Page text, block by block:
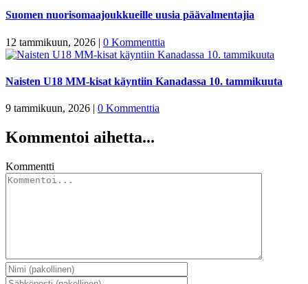
Suomen nuorisomaajoukkueille uusia päävalmentajia
12 tammikuun, 2026 | 0 Kommenttia
Naisten U18 MM-kisat käyntiin Kanadassa 10. tammikuuta
9 tammikuun, 2026 | 0 Kommenttia
Kommentoi aihetta...
Kommentti